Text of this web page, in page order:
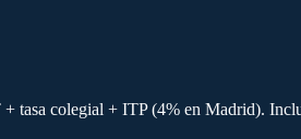
tasa colegial + ITP (4% en Madrid).